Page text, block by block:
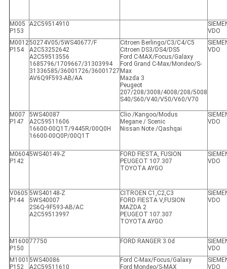
M005
P153
A2C59514910
VDO
M0012
P154
50274V05/5WS40677/F
A2C53252642
A2C59513556
1685796/1709667/31303994
31336585/36001726/36001727
AV6Q9F593-AB/AA
Citroen Berlingo/C3/C4/C5
Citroen DS3/DS4/DS5
Ford C-MAX/Focus/Galaxy
Ford Grand C-Max/Mondeo/S-
Max
Mazda 3
Peugeot
207/208/3008/4008/208/5008
S40/S60/V40/V50/V60/V70
VDO
M007
P147
5WS40087
A2C59511606
16600-00Q1T/9445R/00Q0H
16600-00Q0P/00Q1T
Clio /Kangoo/Modus
Megane / Scenic
Nissan Note /Qashqai
VDO
M0604
P142
5WS40149-Z
FORD FIESTA, FUSION
PEUGEOT 107.307
TOYOTA AYGO
VDO
V0605
P144
5WS40148-Z
5WS40007
2S6Q-9F593-AB/AC
A2C59513997
CITROEN C1,C2,C3
FORD FIESTA V,FUSION
MAZDA 2
PEUGEOT 107.307
TOYOTA AYGO
VDO
M1600
P150
77750 FORD RANGER 3.0d
VDO
M1001
P152
5WS40086
A2C59511610
Ford C-Max/Focus/Galaxy
Ford Mondeo/S-MAX
VDO